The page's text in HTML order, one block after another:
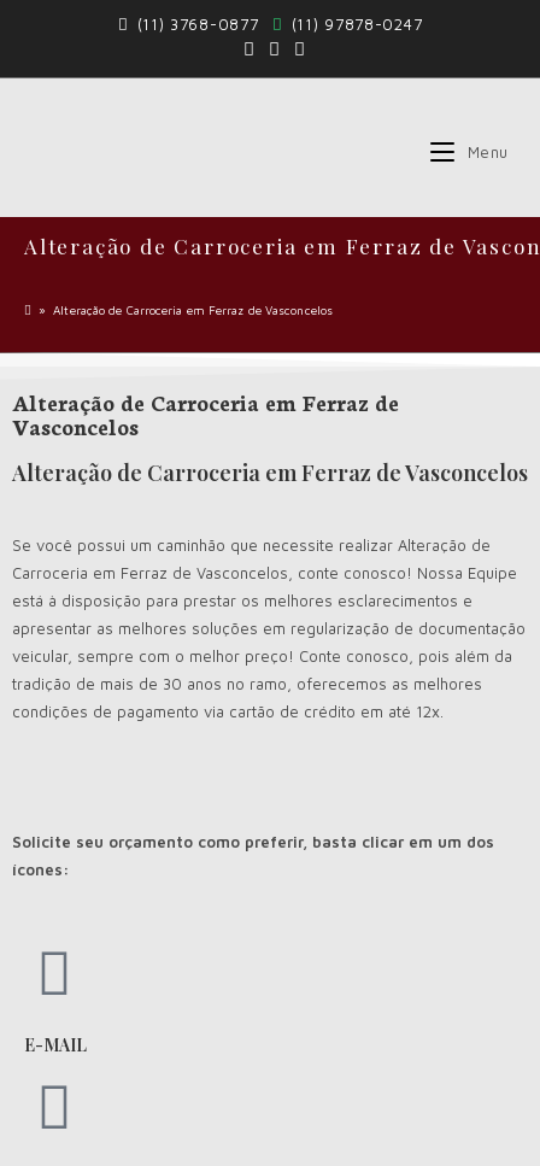
(11) 3768-0877 (11) 97878-0247
Menu
Alteração de Carroceria em Ferraz de
» Alteração de Carroceria em Ferraz de Vasconcelos
Alteração de Carroceria em Ferraz de
Vasconcelos
Alteração de Carroceria em Ferraz de Vasconcelos
Se você possui um caminhão que necessite realizar Alteração de
Carroceria em Ferraz de Vasconcelos, conte conosco! Nossa Equipe
está à disposição para prestar os melhores esclarecimentos e
apresentar as melhores soluções em regularização de documentação
veicular, sempre com o melhor preço! Conte conosco, pois além da
tradição de mais de 30 anos no ramo, oferecemos as melhores
condições de pagamento via cartão de crédito em até 12x.
Solicite seu orçamento como preferir, basta clicar em um dos
ícones:
E-MAIL